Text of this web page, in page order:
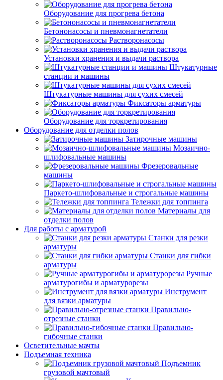
Оборудование для прогрева бетона
Бетононасосы и пневмонагнетатели
Растворонасосы
Установки хранения и выдачи раствора
Штукатурные
станции и машины
Штукатурные машины для сухих смесей
Фиксаторы арматуры
Оборудование для торкретирования
Оборудование для отделки полов
Затирочные машины
Мозаично-
шлифовальные машины
Фрезеровальные
машины
Паркето-шлифовальные и строгальные машины
Тележки для топпинга
Материалы для
отделки полов
Для работы с арматурой
Станки для резки
арматуры
Станки для гибки
арматуры
Ручные
арматурогибы и арматурорезы
Инструмент
для вязки арматуры
Правильно-
отрезные станки
Правильно-
гибочные станки
Осветительные мачты
Подъемная техника
Подъемник
грузовой мачтовый